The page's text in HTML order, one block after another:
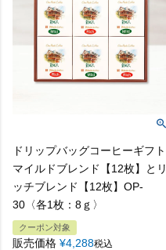
ドリップバッグコーヒーギフト
マイルドブレンド【12枚】とリ
ッチブレンド【12枚】OP-
30〈各1枚：8ｇ〉
クーポン対象
販売価格 ¥4,288税込